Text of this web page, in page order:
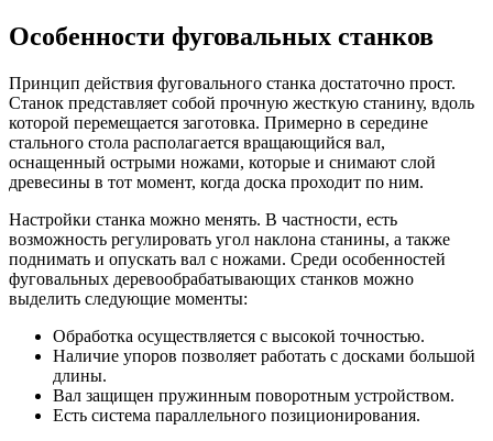
Особенности фуговальных станков
Принцип действия фуговального станка достаточно прост.
Станок представляет собой прочную жесткую станину, вдоль
которой перемещается заготовка. Примерно в середине
стального стола располагается вращающийся вал,
оснащенный острыми ножами, которые и снимают слой
древесины в тот момент, когда доска проходит по ним.
Настройки станка можно менять. В частности, есть
возможность регулировать угол наклона станины, а также
поднимать и опускать вал с ножами. Среди особенностей
фуговальных деревообрабатывающих станков можно
выделить следующие моменты:
Обработка осуществляется с высокой точностью.
Наличие упоров позволяет работать с досками большой
длины.
Вал защищен пружинным поворотным устройством.
Есть система параллельного позиционирования.